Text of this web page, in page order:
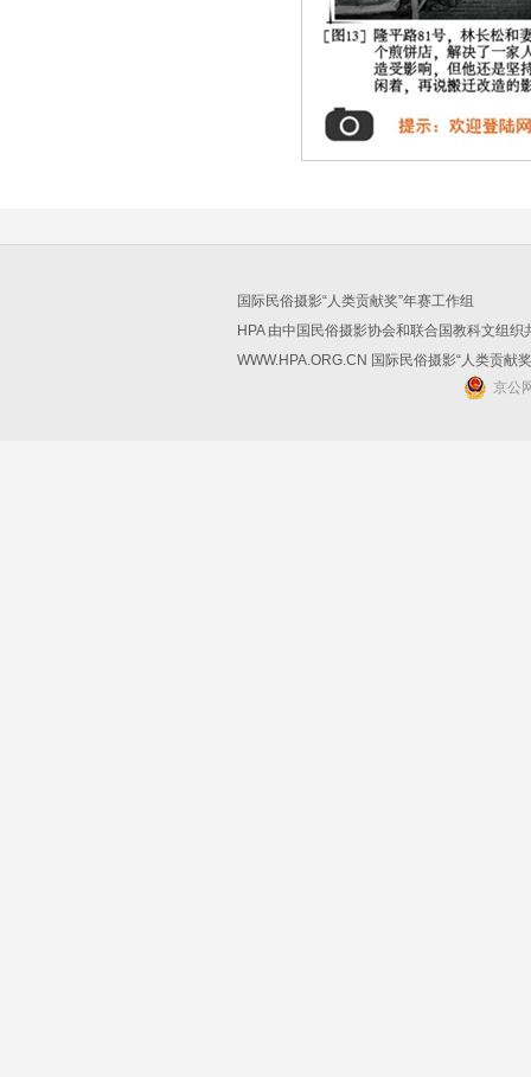
国际民俗摄影“人类贡献奖”年赛工作组
HPA 由中国民俗摄影协会和联合国教科文组
WWW.HPA.ORG.CN 国际民俗摄影“人类贡献
京公